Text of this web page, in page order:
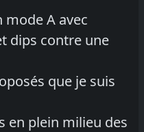
mode A avec
dips contre une
que je suis
en plein milieu des